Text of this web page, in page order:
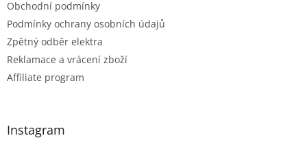
Obchodní podmínky
Podmínky ochrany osobních údajů
Zpětný odběr elektra
Reklamace a vrácení zboží
Affiliate program
Instagram